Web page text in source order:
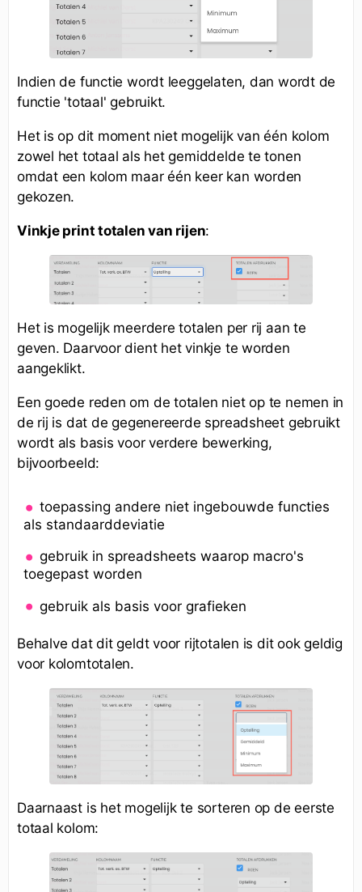
Indien de functie wordt leeggelaten, dan wordt de
functie 'totaal' gebruikt.
Het is op dit moment niet mogelijk van één kolom
zowel het totaal als het gemiddelde te tonen
omdat een kolom maar één keer kan worden
gekozen.
Vinkje print totalen van rijen:
Het is mogelijk meerdere totalen per rij aan te
geven. Daarvoor dient het vinkje te worden
aangeklikt.
Een goede reden om de totalen niet op te nemen in
de rij is dat de gegenereerde spreadsheet gebruikt
wordt als basis voor verdere bewerking,
bijvoorbeeld:
toepassing andere niet ingebouwde functies
als standaarddeviatie
gebruik in spreadsheets waarop macro's
toegepast worden
gebruik als basis voor grafieken
Behalve dat dit geldt voor rijtotalen is dit ook geldig
voor kolomtotalen.
Daarnaast is het mogelijk te sorteren op de eerste
totaal kolom: